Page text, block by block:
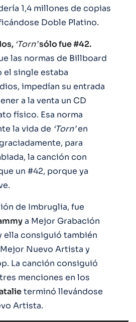
1,4 millones de copias
Doble Platino.
‘Torn’sólo fue #42.
las normas de Billboard
el single estaba
impedían su entrada
a la venta un CD
físico. Esa norma
la vida de ‘Torn’en
para
la canción con
un #42, porque ya
de Imbruglia, fue
a Mejor Grabación
ella consiguió también
Nuevo Artista y
La canción consiguió
menciones en los
terminó llevándose
Artista.